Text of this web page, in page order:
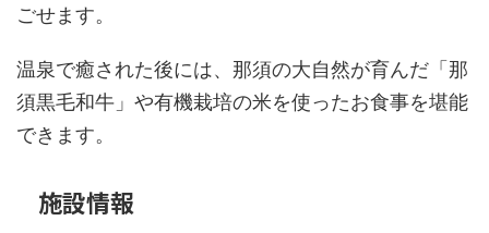
ごせます。
温泉で癒された後には、那須の大自然が育んだ「那
須黒毛和牛」や有機栽培の米を使ったお食事を堪能
できます。
施設情報